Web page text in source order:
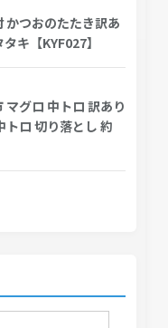
かつおのたたき訳あ
タキ【KYF027】
マグロ 中トロ 訳あり
トロ 切り落とし 約